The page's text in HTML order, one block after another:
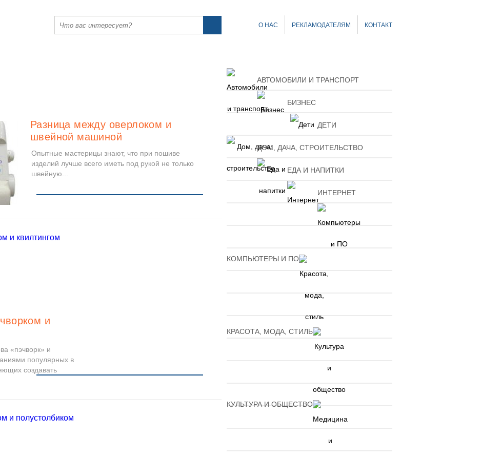
О НАС РЕКЛАМОДАТЕЛЯМ КОНТАКТ
Разница между оверлоком и
швейной машиной
Опытные мастерицы знают, что при пошиве
изделий лучше всего иметь под рукой не только
швейную...
и
«пэчворк» и
популярных в
создавать
АВТОМОБИЛИ И ТРАНСПОРТ
БИЗНЕС
ДЕТИ
ДОМ, ДАЧА, СТРОИТЕЛЬСТВО
ЕДА И НАПИТКИ
ИНТЕРНЕТ
КОМПЬЮТЕРЫ И ПО
КРАСОТА, МОДА, СТИЛЬ
КУЛЬТУРА И ОБЩЕСТВО